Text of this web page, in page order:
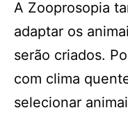
A Zooprosopia
adaptar os
serão criados.
com clima
selecionar